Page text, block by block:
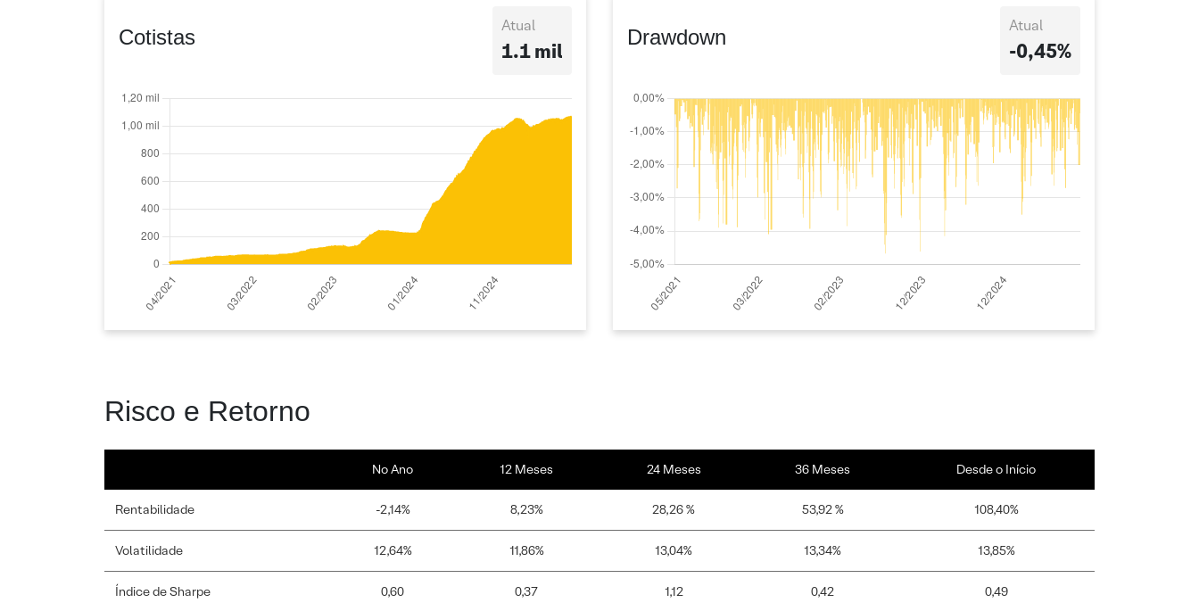
Cotistas Atual
1.1 mil
Drawdown Atual
-0,45%
Risco e Retorno
No Ano 12 Meses 24 Meses 36 Meses Desde o Início
Rentabilidade -2,14% 8,23% 28,26 % 53,92 % 108,40%
Volatilidade 12,64% 11,86% 13,04% 13,34% 13,85%
Índice de Sharpe 0,60 0,37 1,12 0,42 0,49